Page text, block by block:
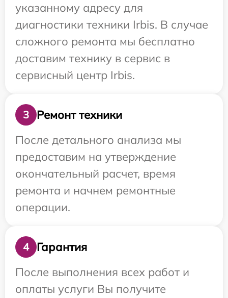
указанному адресу для
диагностики техники Irbis. В случае
сложного ремонта мы бесплатно
доставим технику в сервис в
сервисный центр Irbis.
3
Ремонт техники
После детального анализа мы
предоставим на утверждение
окончательный расчет, время
ремонта и начнем ремонтные
операции.
4
Гарантия
После выполнения всех работ и
оплаты услуги Вы получите